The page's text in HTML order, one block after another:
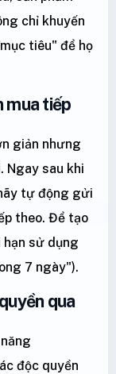
chỉ khuyến
tiêu" để họ
mua tiếp
giản nhưng
Ngay sau khi
tự động gửi
theo. Để tạo
sử dụng
7 ngày").
qua
độc quyền